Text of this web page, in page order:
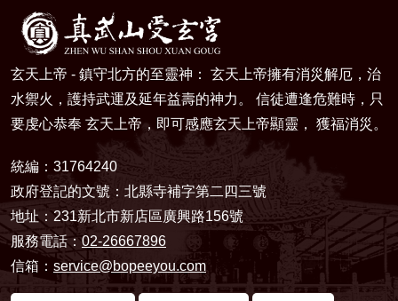
玄天上帝 - 鎮守北方的至靈神： 玄天上帝擁有消災解厄，治
水禦火，護持武運及延年益壽的神力。 信徒遭逢危難時，只
要虔心恭奉 玄天上帝，即可感應玄天上帝顯靈， 獲福消災。
統編：31764240
政府登記的文號：北縣寺補字第二四三號
地址：231新北市新店區廣興路156號
服務電話：02-26667896
信箱： service@bopeeyou.com